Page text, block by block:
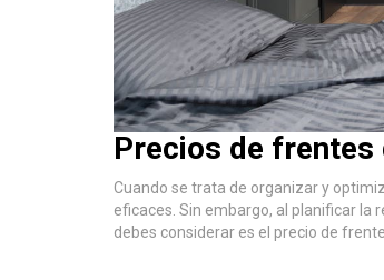
Precios de frentes
Cuando se trata de organizar y
eficaces. Sin embargo, al planificar la
debes considerar es el precio de